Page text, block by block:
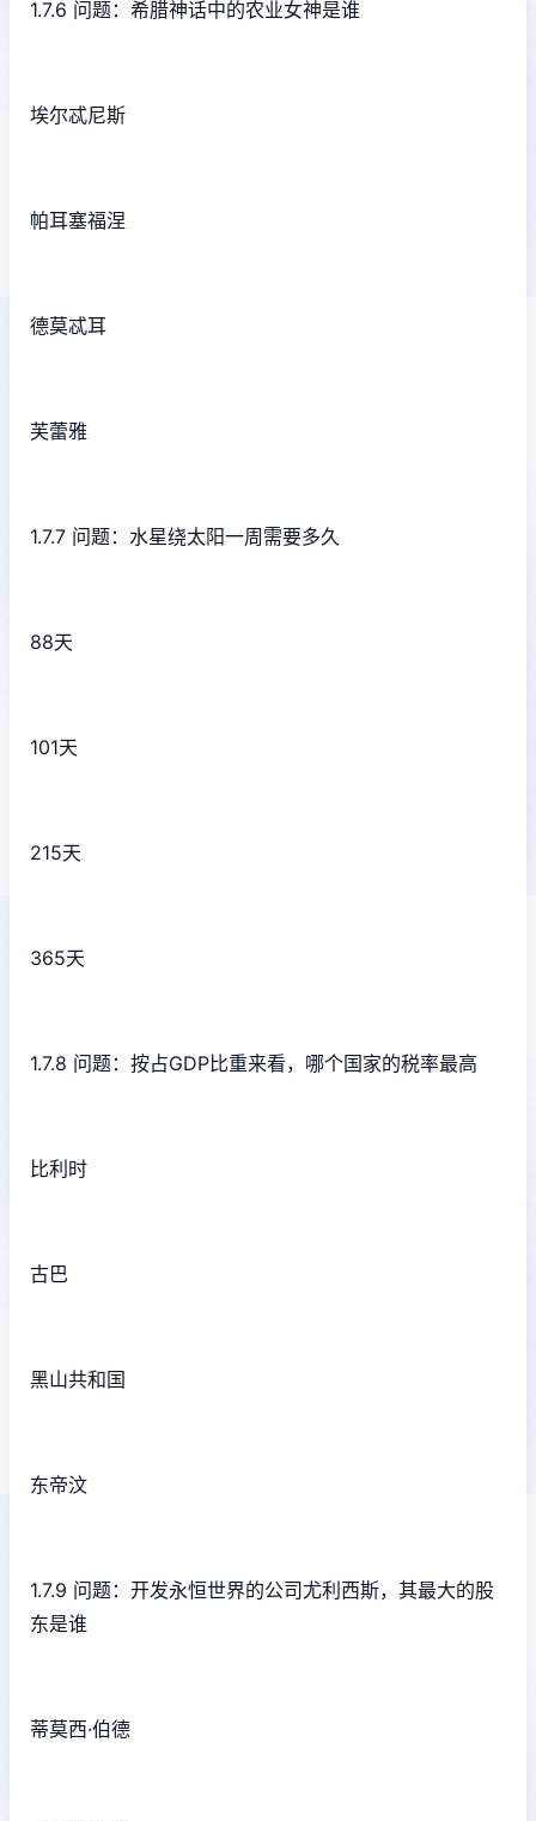
1.7.6 问题：希腊神话中的农业女神是谁
埃尔忒尼斯
帕耳塞福涅
德莫忒耳
芙蕾雅
1.7.7 问题：水星绕太阳一周需要多久
88天
101天
215天
365天
1.7.8 问题：按占GDP比重来看，哪个国家的税率最高
比利时
古巴
黑山共和国
东帝汶
1.7.9 问题：开发永恒世界的公司尤利西斯，其最大的股
东是谁
蒂莫西·伯德